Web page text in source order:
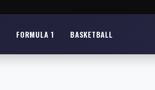
FORMULA 1 BASKETBALL